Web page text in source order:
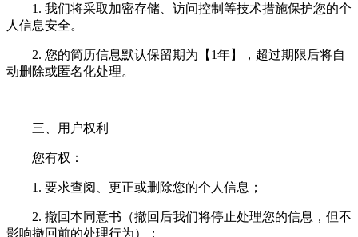
1. 我们将采取加密存储、访问控制等技术措施保护您的个
人信息安全。
2. 您的简历信息默认保留期为【1年】，超过期限后将自
动删除或匿名化处理。
三、用户权利
您有权：
1. 要求查阅、更正或删除您的个人信息；
2. 撤回本同意书（撤回后我们将停止处理您的信息，但不
影响撤回前的处理行为）；